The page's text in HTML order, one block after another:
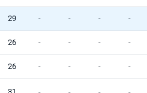
29 - - - -
26 - - - -
26 - - - -